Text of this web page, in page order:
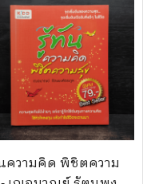
ความคิด พิชิตความ